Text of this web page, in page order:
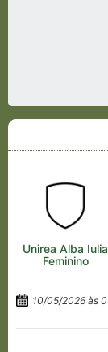
Unirea Alba Iulia
Feminino
10/05/2026 às